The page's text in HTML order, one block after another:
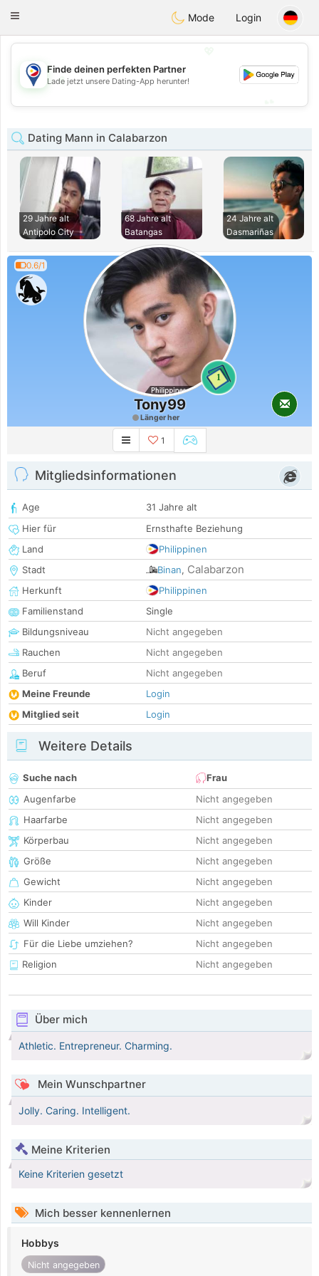
Philippines Chat
Toggle
Mode Login
💖
💕
Finde deinen perfekten Partner
Lade jetzt unsere Dating-App herunter!
Dating Mann in Calabarzon
29 Jahre alt
Antipolo City
68 Jahre alt
Batangas
24 Jahre alt
Dasmariñas
0.6/1
1
Tony99
Länger her
1
Mitgliedsinformationen
Age
31 Jahre alt
Hier für
Ernsthafte Beziehung
Land
Philippinen
Stadt
Binan, Calabarzon
Herkunft
Philippinen
Familienstand
Single
Bildungsniveau
Nicht angegeben
Rauchen
Nicht angegeben
Beruf
Nicht angegeben
Meine Freunde
Login
Mitglied seit
Login
Weitere Details
Suche nach
Frau
Augenfarbe
Nicht angegeben
Haarfarbe
Nicht angegeben
Körperbau
Nicht angegeben
Größe
Nicht angegeben
Gewicht
Nicht angegeben
Kinder
Nicht angegeben
Will Kinder
Nicht angegeben
Für die Liebe umziehen?
Nicht angegeben
Religion
Nicht angegeben
Über mich
Athletic. Entrepreneur. Charming.
Mein Wunschpartner
Jolly. Caring. Intelligent.
Meine Kriterien
Keine Kriterien gesetzt
Mich besser kennenlernen
Hobbys
Nicht angegeben